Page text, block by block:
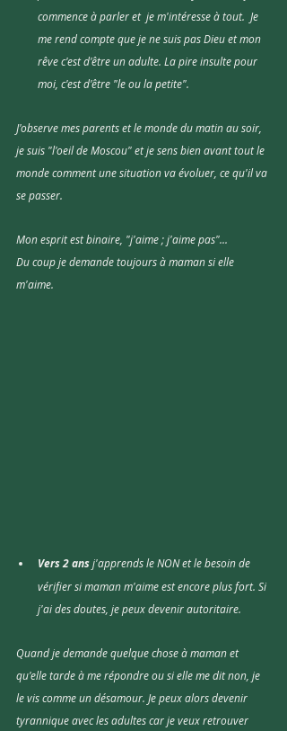
commence à parler et  je m'intéresse à tout.  Je
me rend compte que je ne suis pas Dieu et mon
rêve c'est d'être un adulte. La pire insulte pour
moi, c'est d'être "le ou la petite".
J'observe mes parents et le monde du matin au soir,
je suis "l'oeil de Moscou" et je sens bien avant tout le
monde comment une situation va évoluer, ce qu'il va
se passer.
Mon esprit est binaire, "j'aime ; j'aime pas"...
Du coup je demande toujours à maman si elle
m'aime.
Vers 2 ans j'apprends le NON et le besoin de
vérifier si maman m'aime est encore plus fort. Si
j'ai des doutes, je peux devenir autoritaire.
Quand je demande quelque chose à maman et
qu'elle tarde à me répondre ou si elle me dit non, je
le vis comme un désamour. Je peux alors devenir
tyrannique avec les adultes car je veux retrouver